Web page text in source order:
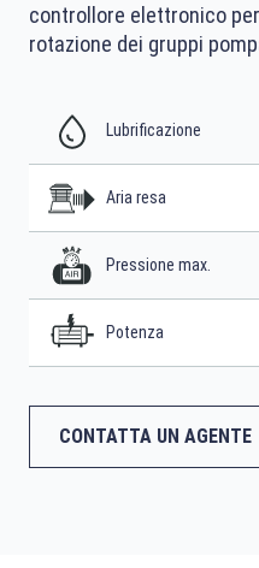
controllore elettronico
rotazione dei gruppi
Lubrificazione
Aria resa
Pressione max.
Potenza
CONTATTA UN AGENTE